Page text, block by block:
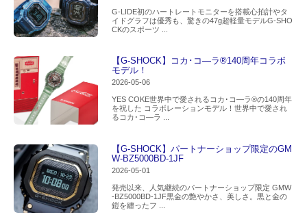
G-LIDE初のハートレートモニターを搭載心拍計やタ
イドグラフは優秀も、驚きの47g超軽量モデルG-SHO
CKのスポーツ ...
【G-SHOCK】コカ･コ―ラ®140周年コラボ
モデル！
2026-05-06
YES COKE世界中で愛されるコカ･コ―ラ®の140周年
を祝した コラボレーションモデル！世界中で愛され
るコカ･コ―ラ ...
【G-SHOCK】パートナーショップ限定のGM
W-BZ5000BD-1JF
2026-05-01
発売以来、人気継続のパートナーショップ限定 GMW
-BZ5000BD-1JF黒金の艶やかさ、美しさ。黒と金の
鎧を纏ったフ ...